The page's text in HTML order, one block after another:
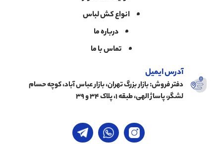
انواع کش لباس
درباره ما
تماس با ما
آدرس ایمیل
دفتر فروش: بازار بزرگ تهران، بازار عباس آباد، کوچه حسام
لشگر، پاساژ الهی، طبقه ۱، پلاک ۳۴ و ۳۹